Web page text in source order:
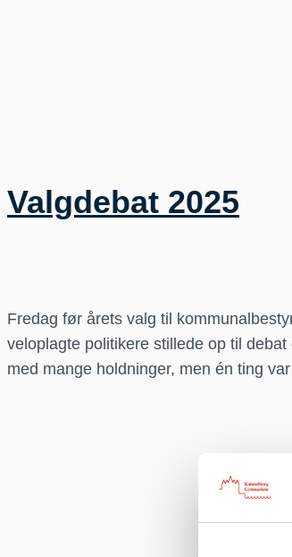
Valgdebat 2025
Fredag før årets valg til
veloplagte politikere stillede op til
med mange holdninger, men én ting